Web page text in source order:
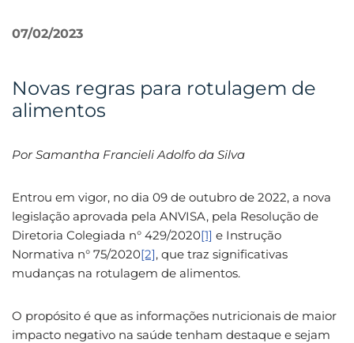
»
Novas regras para rotulagem de
alimentos
07/02/2023
Por Samantha Francieli Adolfo da Silva
Entrou em vigor, no dia 09 de outubro de 2022, a nova
legislação aprovada pela ANVISA, pela Resolução de
Diretoria Colegiada n° 429/2020[1] e Instrução
Normativa n° 75/2020[2], que traz significativas
mudanças na rotulagem de alimentos.
O propósito é que as informações nutricionais de maior
impacto negativo na saúde tenham destaque e sejam